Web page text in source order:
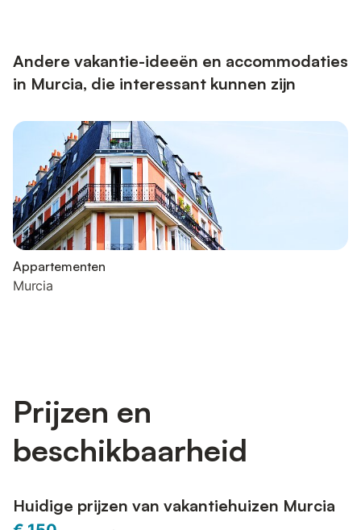
Andere vakantie-ideeën en accommodaties
in Murcia, die interessant kunnen zijn
Appartementen
Murcia
Prijzen en
beschikbaarheid
Huidige prijzen van vakantiehuizen Murcia